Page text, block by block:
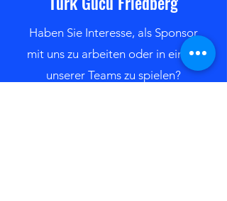
Haben Sie Interesse, als Sponsor
mit uns zu arbeiten oder in einem
unserer Teams zu spielen?